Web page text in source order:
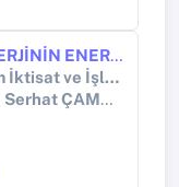
YENİLENEBİLİR ENERJİNİN ENERJİ GÜVENLİĞİ RİSKİ ÜZERİNDEKİ ETKİSİ: TÜRKİYE'DEN KANITLAR
Uluslararası Yönetim İktisat ve İşletme Dergisi
Serhat ÇAMKAYA